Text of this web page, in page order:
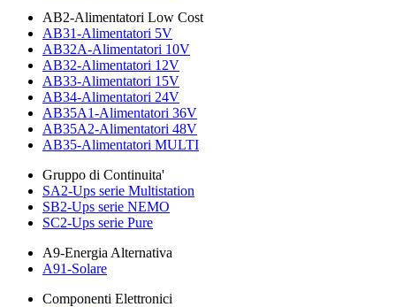
AB2-Alimentatori Low Cost
AB31-Alimentatori 5V
AB32A-Alimentatori 10V
AB32-Alimentatori 12V
AB33-Alimentatori 15V
AB34-Alimentatori 24V
AB35A1-Alimentatori 36V
AB35A2-Alimentatori 48V
AB35-Alimentatori MULTI
Gruppo di Continuita'
SA2-Ups serie Multistation
SB2-Ups serie NEMO
SC2-Ups serie Pure
A9-Energia Alternativa
A91-Solare
Componenti Elettronici